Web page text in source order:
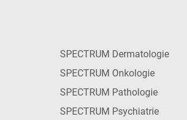
SPECTRUM Dermatologie
SPECTRUM Onkologie
SPECTRUM Pathologie
SPECTRUM Psychiatrie